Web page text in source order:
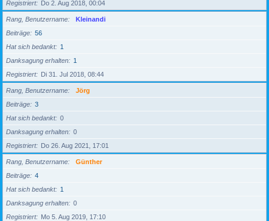
Registriert
Do 2. Aug 2018, 00:04
Rang, Benutzername
Kleinandi
Beiträge
56
Hat sich bedankt
1
Danksagung erhalten
1
Registriert
Di 31. Jul 2018, 08:44
Rang, Benutzername
Jörg
Beiträge
3
Hat sich bedankt
0
Danksagung erhalten
0
Registriert
Do 26. Aug 2021, 17:01
Rang, Benutzername
Günther
Beiträge
4
Hat sich bedankt
1
Danksagung erhalten
0
Registriert
Mo 5. Aug 2019, 17:10